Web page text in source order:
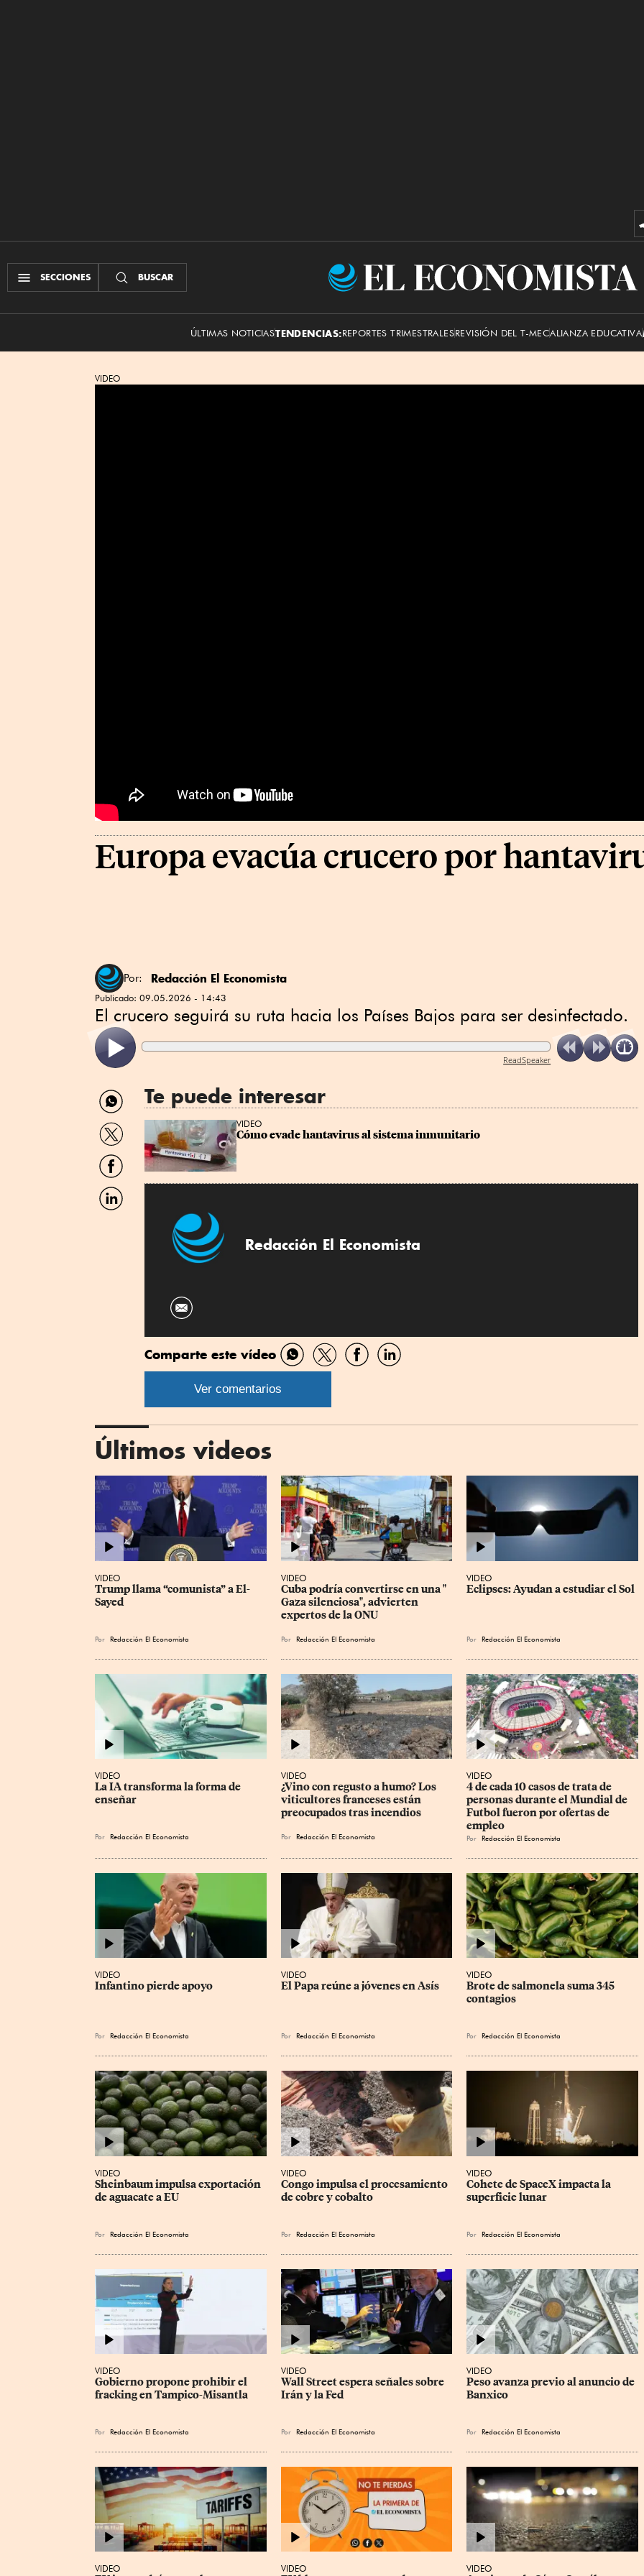
SECCIONES BUSCAR
El
ÚLTIMAS NOTICIASTENDENCIAS:REPORTES TRIMESTRALESREVISIÓN DEL T-MECALIANZA EDUCATIVA
VIDEO
Europa evacúa crucero por
Por: Redacción El Economista
Publicado: 09.05.2026 - 14:43
El crucero seguirá su ruta hacia los Países Bajos para ser desinfectado.
ReadSpeaker
Compartir
por
WhatsApp
Compartir
por
Twitter
Compartir
por
Facebook
Compartir
por
Te puede interesar
VIDEO
Cómo evade hantavirus al sistema inmunitario
Redacción El Economista
Comparte este vídeo
Compartir
por
Compartir
por
CompartirCompartir
Ver comentarios
Últimos videos
VIDEO
Trump llama “comunista” a El-
Sayed
Por Redacción El Economista
VIDEO
Cuba podría convertirse en una "
Gaza silenciosa", advierten
expertos de la ONU
Por Redacción El Economista
VIDEO
Eclipses: Ayudan a estudiar el Sol
Por Redacción El Economista
VIDEO
La IA transforma la forma de
enseñar
Por Redacción El Economista
VIDEO
¿Vino con regusto a humo? Los
viticultores franceses están
preocupados tras incendios
Por Redacción El Economista
VIDEO
4 de cada 10 casos de trata de
personas durante el Mundial de
Futbol fueron por ofertas de
empleo
Por Redacción El Economista
VIDEO
Infantino pierde apoyo
Por Redacción El Economista
VIDEO
El Papa reúne a jóvenes en Asís
Por Redacción El Economista
VIDEO
Brote de salmonela suma 345
contagios
Por Redacción El Economista
VIDEO
Sheinbaum impulsa exportación
de aguacate a EU
Por Redacción El Economista
VIDEO
Congo impulsa el procesamiento
de cobre y cobalto
Por Redacción El Economista
VIDEO
Cohete de SpaceX impacta la
superficie lunar
Por Redacción El Economista
VIDEO
Gobierno propone prohibir el
fracking en Tampico-Misantla
Por Redacción El Economista
VIDEO
Wall Street espera señales sobre
Irán y la Fed
Por Redacción El Economista
VIDEO
Peso avanza previo al anuncio de
Banxico
Por Redacción El Economista
VIDEO VIDEO VIDEO